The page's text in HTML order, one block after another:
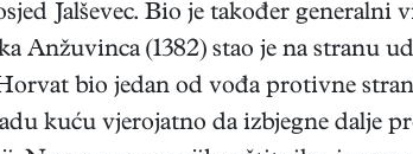
Jalševec. Bio je također
Anžuvinca (1382) stao je na stranu
bio jedan od vođa protivne
kuću vjerojatno da izbjegne dalje